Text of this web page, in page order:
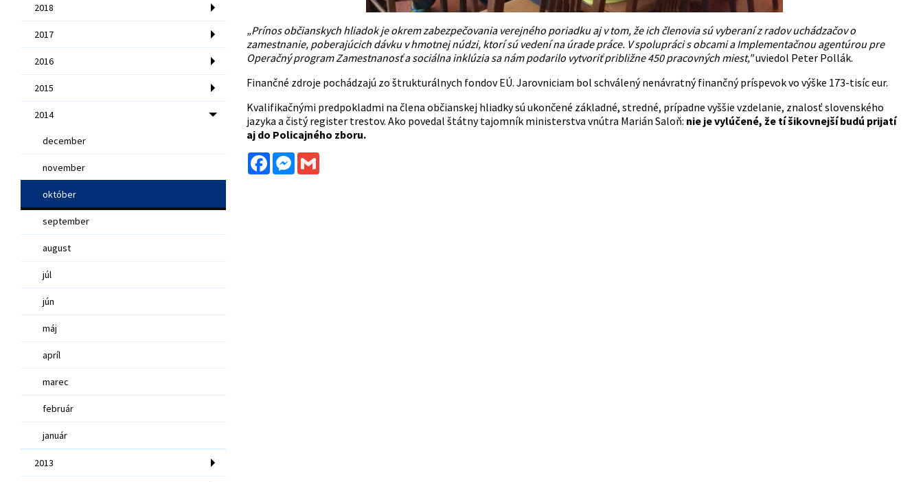
2018
2017
2016
2015
2014
december
november
október
september
august
júl
jún
máj
apríl
marec
február
január
2013
„Prínos občianskych hliadok je okrem zabezpečovania verejného poriadku aj v tom, že ich členovia sú vyberaní z radov uchádzačov o
zamestnanie, poberajúcich dávku v hmotnej núdzi, ktorí sú vedení na úrade práce. V spolupráci s obcami a Implementačnou agentúrou pre
Operačný program Zamestnanosť a sociálna inklúzia sa nám podarilo vytvoriť približne 450 pracovných miest,"uviedol Peter Pollák.
Finančné zdroje pochádzajú zo štrukturálnych fondov EÚ. Jarovniciam bol schválený nenávratný finančný príspevok vo výške 173-tisíc eur.
Kvalifikačnými predpokladmi na člena občianskej hliadky sú ukončené základné, stredné, prípadne vyššie vzdelanie, znalosť slovenského
jazyka a čistý register trestov. Ako povedal štátny tajomník ministerstva vnútra Marián Saloň: nie je vylúčené, že tí šikovnejší budú prijatí
aj do Policajného zboru.
FacebookMessenger
Gmail